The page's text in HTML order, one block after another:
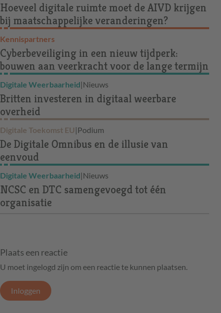
Hoeveel digitale ruimte moet de AIVD krijgen
bij maatschappelijke veranderingen?
Kennispartners
Cyberbeveiliging in een nieuw tijdperk:
bouwen aan veerkracht voor de lange termijn
Digitale Weerbaarheid|Nieuws
Britten investeren in digitaal weerbare
overheid
Digitale Toekomst EU |Podium
De Digitale Omnibus en de illusie van
eenvoud
Digitale Weerbaarheid|Nieuws
NCSC en DTC samengevoegd tot één
organisatie
Plaats een reactie
U moet ingelogd zijn om een reactie te kunnen plaatsen.
Inloggen